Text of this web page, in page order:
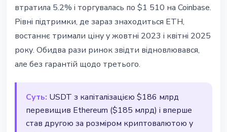
втратила 5.2% і торгувалась по $1 510 на Coinbase.
Рівні підтримки, де зараз знаходиться ETH,
востаннє тримали ціну у жовтні 2023 і квітні 2025
року. Обидва рази ринок звідти відновлювався,
але без гарантій щодо третього.
Суть: USDT з капіталізацією $186 млрд
перевищив Ethereum ($185 млрд) і вперше
став другою за розміром криптовалютою у